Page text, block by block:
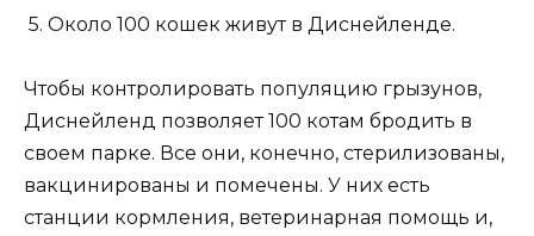
5. Около 100 кошек живут в Диснейленде.
Чтобы контролировать популяцию грызунов,
Диснейленд позволяет 100 котам бродить в
своем парке. Все они, конечно, стерилизованы,
вакцинированы и помечены. У них есть
станции кормления, ветеринарная помощь и,